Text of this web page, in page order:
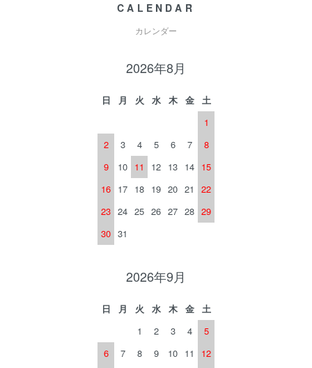
CALENDAR
カレンダー
2026年8月
日 月 火 水 木 金
土
1
2
3 4 5 6 7
8
9
10 11 12 13 14 15
16 17 18 19 20 21
22
23 24 25 26 27 28 29
30 31
2026年9月
日 月 火 水 木 金
土
1
2 3 4
5
6
7 8 9 10 11
12